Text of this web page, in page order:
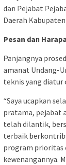
dan Pejabat
Daerah
Pesan dan
Panjangnya
amanat Undang-
teknis yang diatur
“Saya ucapkan
pratama, pejabat
telah dilantik,
terbaik
program prioritas
kewenangannya.